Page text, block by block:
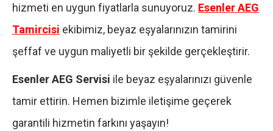
hizmeti en uygun fiyatlarla sunuyoruz. Esenler AEG
Tamircisi ekibimiz, beyaz eşyalarınızın tamirini
şeffaf ve uygun maliyetli bir şekilde gerçekleştirir.
Esenler AEG Servisi ile beyaz eşyalarınızı güvenle
tamir ettirin. Hemen bizimle iletişime geçerek
garantili hizmetin farkını yaşayın!